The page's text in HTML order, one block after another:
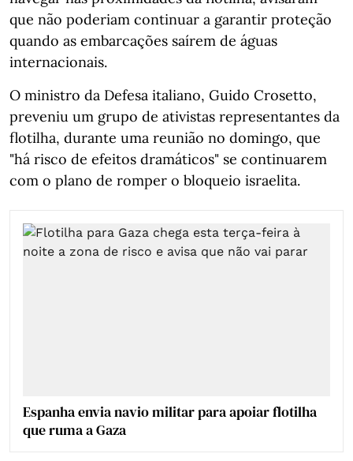
que não poderiam continuar a garantir proteção
quando as embarcações saírem de águas
internacionais.
O ministro da Defesa italiano, Guido Crosetto,
preveniu um grupo de ativistas representantes da
flotilha, durante uma reunião no domingo, que
"há risco de efeitos dramáticos" se continuarem
com o plano de romper o bloqueio israelita.
Espanha envia navio militar para apoiar flotilha
que ruma a Gaza